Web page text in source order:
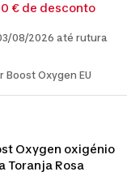
€ de desconto
08/2026 até rutura
Oxygen EU
Oxygen oxigénio
Toranja Rosa